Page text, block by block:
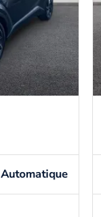
Automatique